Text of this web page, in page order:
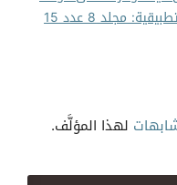
مجلة العلوم الإنسانية والتطبيقية: مجلد 8 عدد 15
لهذا المؤلَّف.